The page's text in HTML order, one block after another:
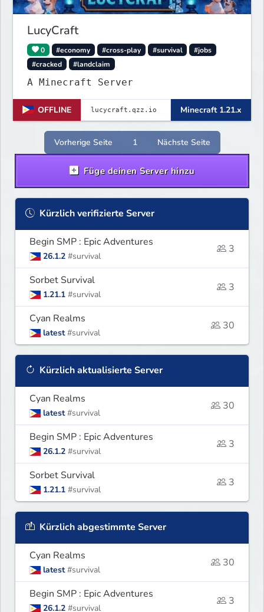
LucyCraft
0 #economy #cross-play #survival
#jobs
#cracked
#landclaim
A Minecraft Server
OFFLINE Minecraft 1.21.x
Vorherige Seite 1 Nächste Seite
Füge deinen Server hinzu
Kürzlich verifizierte Server
Begin SMP : Epic Adventures
26.1.2 #survival
3
Sorbet Survival
1.21.1 #survival
3
Cyan Realms
latest #survival
30
Kürzlich aktualisierte Server
Cyan Realms
latest #survival
30
Begin SMP : Epic Adventures
26.1.2 #survival
3
Sorbet Survival
1.21.1 #survival
3
Kürzlich abgestimmte Server
Cyan Realms
latest #survival
30
Begin SMP : Epic Adventures
26.1.2 #survival
3